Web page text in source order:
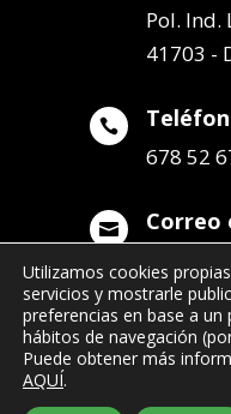
Pol. Ind.
41703 -

678 52
 Correo
Utilizamos cookies
servicios y mostrarle
preferencias en base a
hábitos de navegación
Puede obtener más
AQUÍ.